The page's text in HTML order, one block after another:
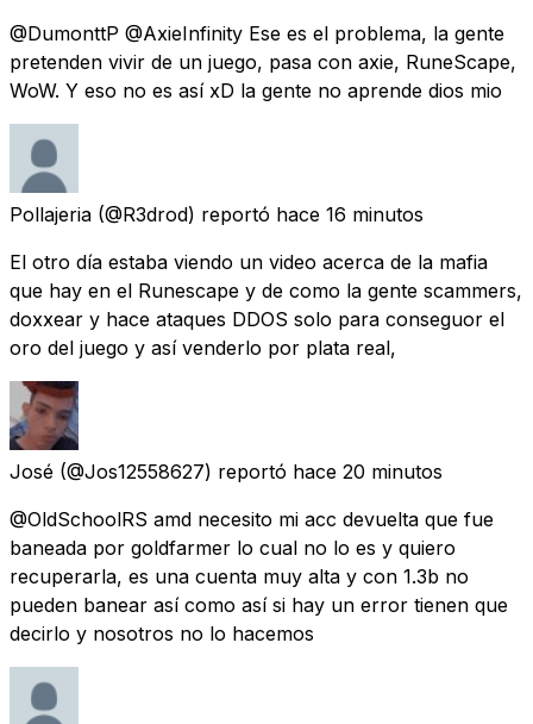
@DumonttP @AxieInfinity Ese es el problema, la gente
pretenden vivir de un juego, pasa con axie, RuneScape,
WoW. Y eso no es así xD la gente no aprende dios mio
Pollajeria (@R3drod) reportó hace 16 minutos
El otro día estaba viendo un video acerca de la mafia
que hay en el Runescape y de como la gente scammers,
doxxear y hace ataques DDOS solo para conseguor el
oro del juego y así venderlo por plata real,
José (@Jos12558627) reportó hace 20 minutos
@OldSchoolRS amd necesito mi acc devuelta que fue
baneada por goldfarmer lo cual no lo es y quiero
recuperarla, es una cuenta muy alta y con 1.3b no
pueden banear así como así si hay un error tienen que
decirlo y nosotros no lo hacemos